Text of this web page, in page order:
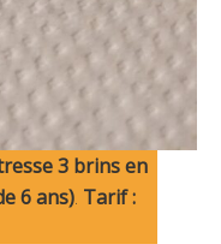
3 brins en
6 ans). Tarif :